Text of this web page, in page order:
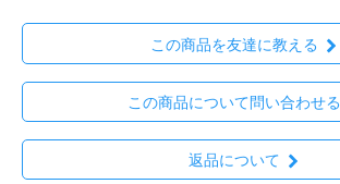
この商品を友達に教える
この商品について問い合わせる
返品について